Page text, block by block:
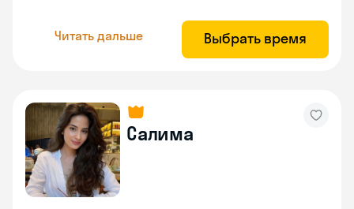
Читать дальше Выбрать время
Салима